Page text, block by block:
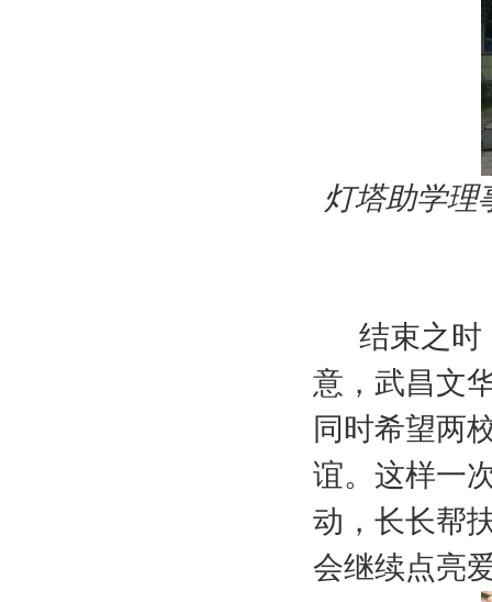
灯塔助学理
结束之时
意，武昌文
同时希望两
谊。这样一
动，长长帮
会继续点亮